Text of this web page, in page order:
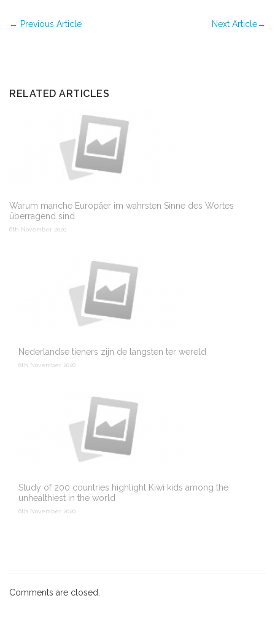
← Previous Article Next Article→
RELATED ARTICLES
Warum manche Europäer im wahrsten Sinne des Wortes
überragend sind
6th November 2020
Nederlandse tieners zijn de langsten ter wereld
6th November 2020
Study of 200 countries highlight Kiwi kids among the
unhealthiest in the world
6th November 2020
Comments are closed.